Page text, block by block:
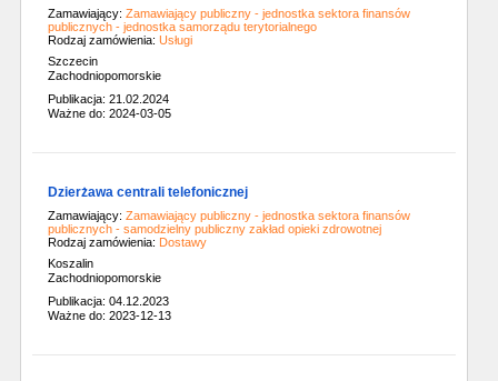
Zamawiający: Zamawiający publiczny - jednostka sektora finansów
publicznych - jednostka samorządu terytorialnego
Rodzaj zamówienia: Usługi
Szczecin
Zachodniopomorskie
Publikacja: 21.02.2024
Ważne do: 2024-03-05
Dzierżawa centrali telefonicznej
Zamawiający: Zamawiający publiczny - jednostka sektora finansów
publicznych - samodzielny publiczny zakład opieki zdrowotnej
Rodzaj zamówienia: Dostawy
Koszalin
Zachodniopomorskie
Publikacja: 04.12.2023
Ważne do: 2023-12-13